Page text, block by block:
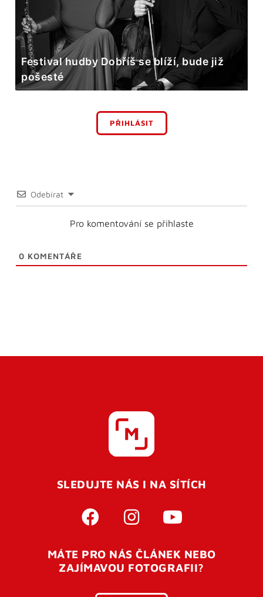
Festival hudby Dobříš se blíží, bude již
pošesté
PŘIHLÁSIT
Odebírat
Pro komentování se přihlaste
0 KOMENTÁŘE
SLEDUJTE NÁS I NA SÍTÍCH
MÁTE PRO NÁS ČLÁNEK NEBO
ZAJÍMAVOU FOTOGRAFII?